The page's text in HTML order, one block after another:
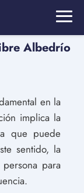
Albedrío
en la
implica la
que puede
sentido, la
para